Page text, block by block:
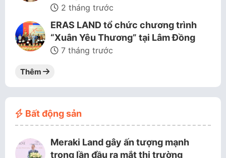
2 tháng trước
ERAS LAND tổ chức chương trình
“Xuân Yêu Thương” tại Lâm Đồng
7 tháng trước
Thêm
Bất động sản
Meraki Land gây ấn tượng mạnh
trong lần đầu ra mắt thị trường